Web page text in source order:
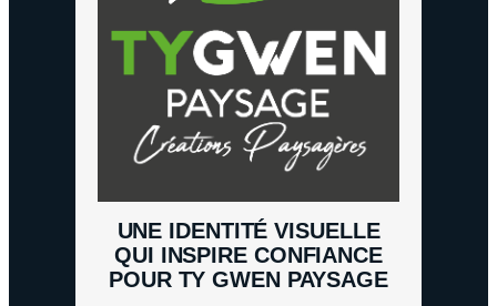
UNE IDENTITÉ VISUELLE
QUI INSPIRE CONFIANCE
POUR TY GWEN PAYSAGE